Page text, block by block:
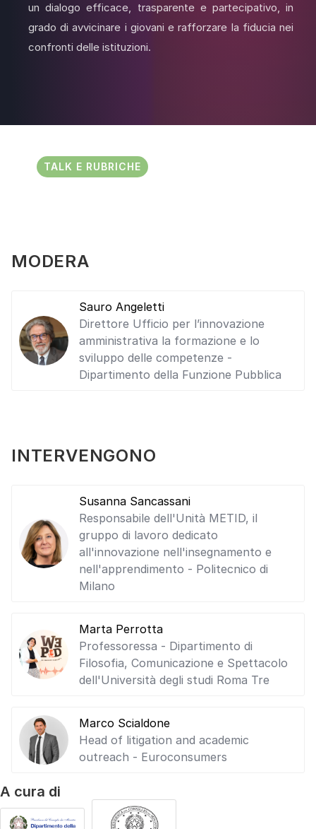
un dialogo efficace, trasparente e partecipativo, in
grado di avvicinare i giovani e rafforzare la fiducia nei
confronti delle istituzioni.
MODERA
Sauro Angeletti
Direttore Ufficio per l’innovazione
amministrativa la formazione e lo
sviluppo delle competenze -
Dipartimento della Funzione Pubblica
INTERVENGONO
Susanna Sancassani
Responsabile dell'Unità METID, il
gruppo di lavoro dedicato
all'innovazione nell'insegnamento e
nell'apprendimento - Politecnico di
Milano
Marta Perrotta
Professoressa - Dipartimento di
Filosofia, Comunicazione e Spettacolo
dell'Università degli studi Roma Tre
Marco Scialdone
Head of litigation and academic
outreach - Euroconsumers
TALK E RUBRICHE
A cura di